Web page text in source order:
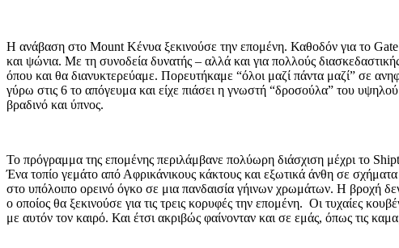
Η ανάβαση στο Mount Κένυα ξεκινούσε την επομένη. Καθοδόν για το
και ψώνια. Με τη συνοδεία δυνατής – αλλά και για πολλούς
όπου και θα διανυκτερεύαμε. Πορευτήκαμε “όλοι μαζί πάντα μαζί” σε
γύρω στις 6 το απόγευμα και είχε πιάσει η γνωστή “δροσούλα” του
βραδινό και ύπνος.
Το πρόγραμμα της επομένης περιλάμβανε πολύωρη διάσχιση μέχρι το
Ένα τοπίο γεμάτο από Αφρικάνικους κάκτους και εξωτικά άνθη σε
στο υπόλοιπο ορεινό όγκο σε μια πανδαισία γήινων χρωμάτων. Η βροχή
ο οποίος θα ξεκινούσε για τις τρεις κορυφές την επομένη. Οι τυχαίες
με αυτόν τον καιρό. Και έτσι ακριβώς φαίνονταν και σε εμάς, όπως τις